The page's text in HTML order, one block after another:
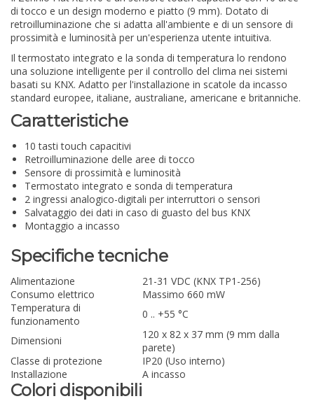
di tocco e un design moderno e piatto (9 mm). Dotato di
retroilluminazione che si adatta all'ambiente e di un sensore di
prossimità e luminosità per un'esperienza utente intuitiva.
Il termostato integrato e la sonda di temperatura lo rendono
una soluzione intelligente per il controllo del clima nei sistemi
basati su KNX. Adatto per l'installazione in scatole da incasso
standard europee, italiane, australiane, americane e britanniche.
Caratteristiche
10 tasti touch capacitivi
Retroilluminazione delle aree di tocco
Sensore di prossimità e luminosità
Termostato integrato e sonda di temperatura
2 ingressi analogico-digitali per interruttori o sensori
Salvataggio dei dati in caso di guasto del bus KNX
Montaggio a incasso
Specifiche tecniche
Alimentazione
21-31 VDC (KNX TP1-256)
Consumo elettrico
Massimo 660 mW
Temperatura di
funzionamento
0 .. +55 °C
Dimensioni
120 x 82 x 37 mm (9 mm dalla
parete)
Classe di protezione
IP20 (Uso interno)
Installazione
A incasso
Colori disponibili